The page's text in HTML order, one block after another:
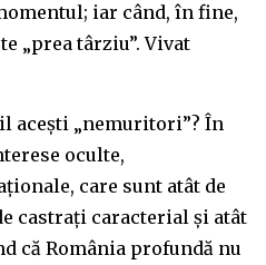
iar când, în fine,
„prea târziu”. Vivat
acești „nemuritori”? În
oculte,
care sunt atât de
castrați caracterial și atât
că România profundă nu